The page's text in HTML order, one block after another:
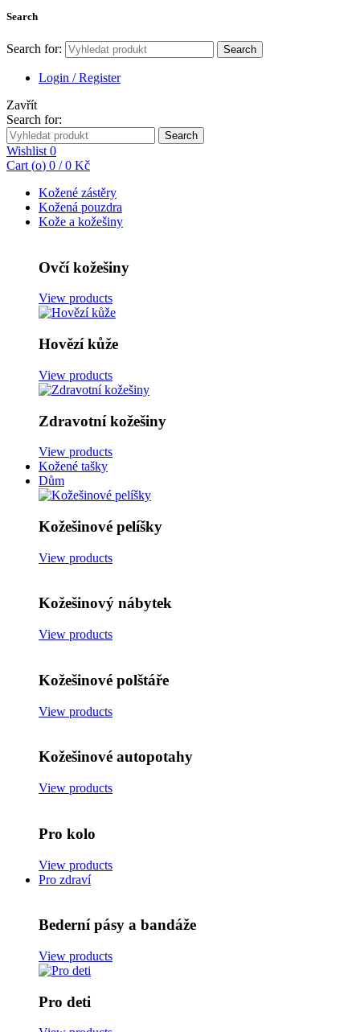
Search
Search for: Search
Login / Register
Zavřít
Search for:
Search
Wishlist 0
Cart (o) 0 / 0 Kč
Kožené zástěry
Kožená pouzdra
Kože a kožešiny
Ovčí kožešiny
View products
Hovězí kůže
View products
Zdravotní kožešiny
View products
Kožené tašky
Dům
Kožešinové pelíšky
View products
Kožešinový nábytek
View products
Kožešinové polštáře
View products
Kožešinové autopotahy
View products
Pro kolo
View products
Pro zdraví
Bederní pásy a bandáže
View products
Pro deti